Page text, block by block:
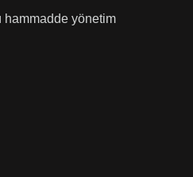
hammadde yönetim